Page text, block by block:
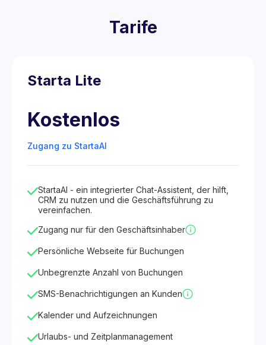
Tarife
Starta Lite
Kostenlos
Zugang zu StartaAI
StartaAI - ein integrierter Chat-Assistent, der hilft,
CRM zu nutzen und die Geschäftsführung zu
vereinfachen.
Zugang nur für den Geschäftsinhaber
Persönliche Webseite für Buchungen
Unbegrenzte Anzahl von Buchungen
SMS-Benachrichtigungen an Kunden
Kalender und Aufzeichnungen
Urlaubs- und Zeitplanmanagement